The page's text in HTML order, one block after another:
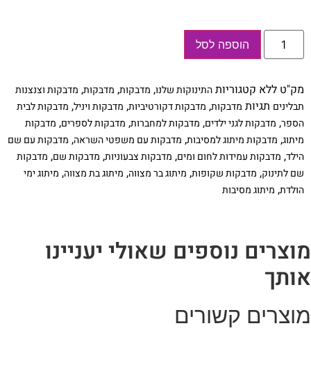
כמות
מדבקות
עם
שם
הוספה לסל
מק"ט ללא קטגוריותהתינוקות שלנו,מדבקות,מדבקות,מדבקות וצנצנות
תבלינים תגיותמדבקות,מדבקות דקורטיביות,מדבקות ויניל,מדבקות לבית
הספר,מדבקות לגני ילדים,מדבקות למחברות,מדבקות לספרים,מדבקות
מיתוג,מדבקות מיתוג למסיבות,מדבקות עם משפטי השראה,מדבקות עם שם
הילד,מדבקות עמידות לחום ומים,מדבקות צבעוניות,מדבקות שם,מדבקות
שם לתינוק,מדבקות שקופות,מיתוג בר מצווה,מיתוג בת מצווה,מיתוג ימי
הולדת,מיתוג מסיבות
נוספים שאולי יעניינו
קשורים